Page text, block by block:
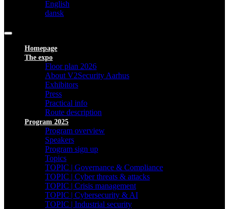
English
dansk
Homepage
The expo
Floor plan 2026
About V2Security Aarhus
Exhibitors
Press
Practical info
Route description
Program 2025
Program overview
Speakers
Program sign up
Topics
TOPIC | Governance & Compliance
TOPIC | Cyber threats & attacks
TOPIC | Crisis management
TOPIC | Cybersecurity & AI
TOPIC | Industrial security